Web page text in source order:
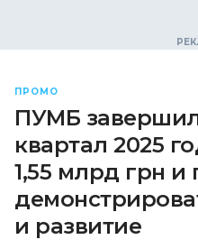
ПРОМО
ПУМБ
квартал 2025
1,55 млрд грн
и развитие